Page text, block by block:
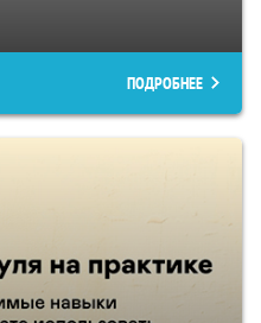
ПОДРОБНЕЕ